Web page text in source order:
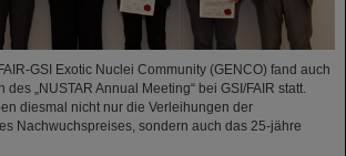
GSI Exotic Nuclei Community (GENCO) fand auch
„NUSTAR Annual Meeting“ bei GSI/FAIR statt.
diesmal nicht nur die Verleihungen der
Nachwuchspreises, sondern auch das 25-jähre